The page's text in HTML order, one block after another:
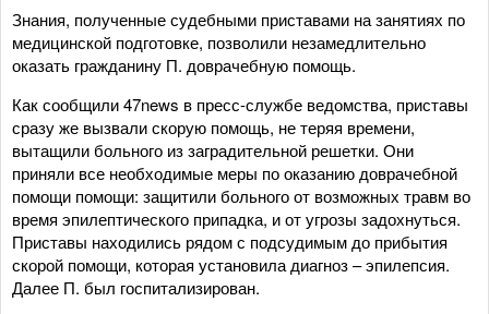
Знания, полученные судебными приставами на занятиях по
медицинской подготовке, позволили незамедлительно
оказать гражданину П. доврачебную помощь.
Как сообщили 47news в пресс-службе ведомства, приставы
сразу же вызвали скорую помощь, не теряя времени,
вытащили больного из заградительной решетки. Они
приняли все необходимые меры по оказанию доврачебной
помощи помощи: защитили больного от возможных травм во
время эпилептического припадка, и от угрозы задохнуться.
Приставы находились рядом с подсудимым до прибытия
скорой помощи, которая установила диагноз – эпилепсия.
Далее П. был госпитализирован.